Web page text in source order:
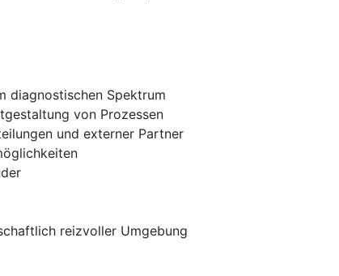
diagnostischen Spektrum
von Prozessen
und externer Partner
reizvoller Umgebung